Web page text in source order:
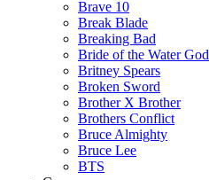
Brave 10
Break Blade
Breaking Bad
Bride of the Water God
Britney Spears
Broken Sword
Brother X Brother
Brothers Conflict
Bruce Almighty
Bruce Lee
BTS